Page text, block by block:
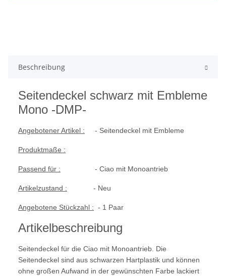
Beschreibung
Seitendeckel schwarz mit Embleme
Mono -DMP-
Angebotener Artikel : - Seitendeckel mit Embleme
Produktmaße :
Passend für : - Ciao mit Monoantrieb
Artikelzustand : - Neu
Angebotene Stückzahl : - 1 Paar
Artikelbeschreibung
Seitendeckel für die Ciao mit Monoantrieb. Die
Seitendeckel sind aus schwarzen Hartplastik und können
ohne großen Aufwand in der gewünschten Farbe lackiert